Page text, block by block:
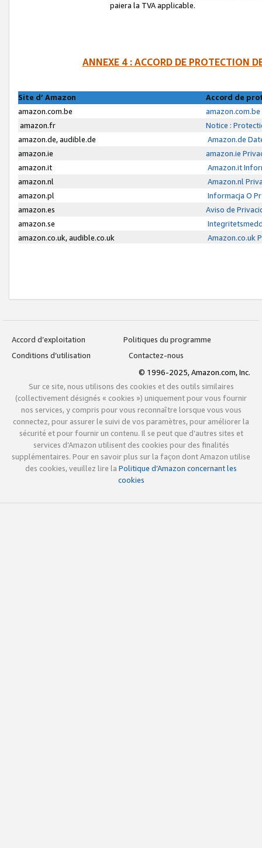
paiera la TVA applicable.
ANNEXE 4 : ACCORD DE PROTECTION
Site d’ Amazon
Accord de
amazon.com.be
amazon.fr
Notice :
amazon.de, audible.de
Amazon.de
amazon.ie
amazon.ie
amazon.it
Amazon.it
amazon.nl
Amazon.nl
amazon.pl
Informacja O
amazon.es
Aviso de
amazon.se
amazon.co.uk, audible.co.uk
Amazon.co.uk
Accord d’exploitation
Politiques du programme
Conditions d’utilisation
Contactez-nous
© 1996-2025, Amazon.com, Inc.
Sur ce site, nous utilisons des cookies et des outils similaires
(collectivement désignés « cookies ») uniquement pour vous fournir
nos services, y compris pour vous reconnaître lorsque vous vous
connectez, pour assurer le suivi de vos paramètres, pour améliorer la
sécurité et pour fournir un contenu. Il se peut que d’autres sites et
services d’Amazon utilisent des cookies pour des finalités
supplémentaires. Pour en savoir plus sur la façon dont Amazon utilise
des cookies, veuillez lire la Politique d’Amazon concernant les
cookies